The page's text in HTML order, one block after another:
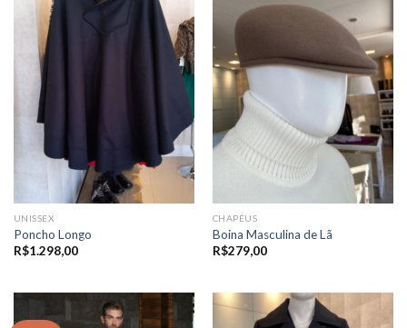
UNISSEX
Poncho Longo
R$1.298,00
CHAPÉUS
Boina Masculina de Lã
R$279,00